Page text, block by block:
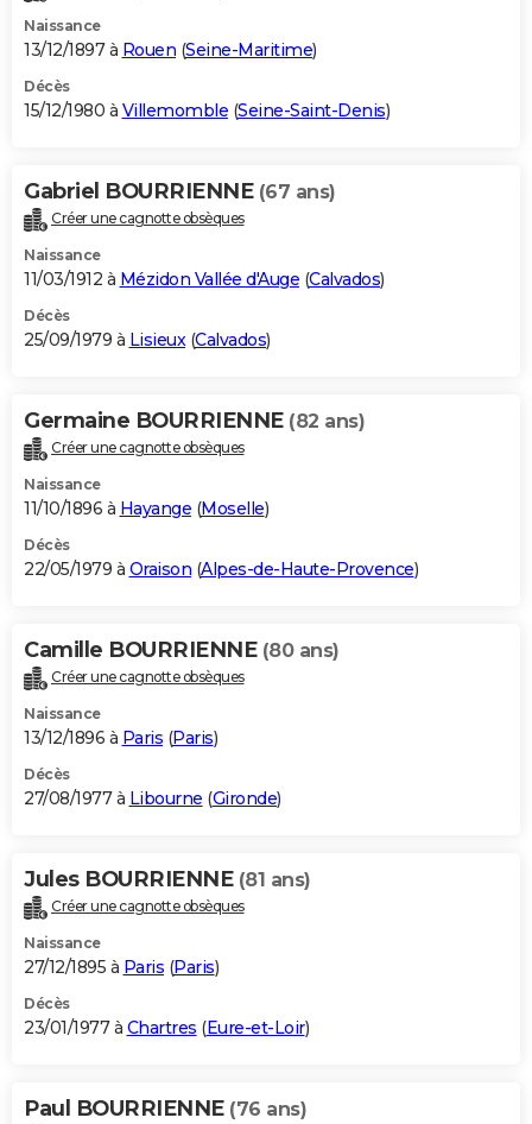
Naissance
13/12/1897 à Rouen (Seine-Maritime)
Décès
15/12/1980 à Villemomble (Seine-Saint-Denis)
Gabriel BOURRIENNE (67 ans)
Créer une cagnotte obsèques
Naissance
11/03/1912 à Mézidon Vallée d'Auge (Calvados)
Décès
25/09/1979 à Lisieux(Calvados)
Germaine BOURRIENNE (82 ans)
Créer une cagnotte obsèques
Naissance
11/10/1896 à Hayange (Moselle)
Décès
22/05/1979 à Oraison (Alpes-de-Haute-Provence)
Camille BOURRIENNE (80 ans)
Créer une cagnotte obsèques
Naissance
13/12/1896 à Paris (Paris)
Décès
27/08/1977 à Libourne (Gironde)
Jules BOURRIENNE (81 ans)
Créer une cagnotte obsèques
Naissance
27/12/1895 à Paris (Paris)
Décès
23/01/1977 à Chartres (Eure-et-Loir)
Paul BOURRIENNE (76 ans)